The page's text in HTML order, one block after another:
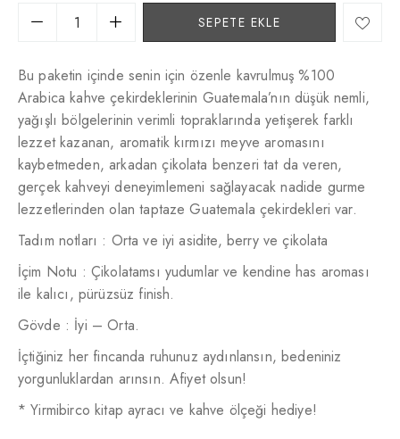
SEPETE EKLE
Bu paketin içinde senin için özenle kavrulmuş %100
Arabica kahve çekirdeklerinin Guatemala’nın düşük nemli,
yağışlı bölgelerinin verimli topraklarında yetişerek farklı
lezzet kazanan, aromatik kırmızı meyve aromasını
kaybetmeden, arkadan çikolata benzeri tat da veren,
gerçek kahveyi deneyimlemeni sağlayacak nadide gurme
lezzetlerinden olan taptaze Guatemala çekirdekleri var.
Tadım notları : Orta ve iyi asidite, berry ve çikolata
İçim Notu : Çikolatamsı yudumlar ve kendine has aroması
ile kalıcı, pürüzsüz finish.
Gövde : İyi – Orta.
İçtiğiniz her fincanda ruhunuz aydınlansın, bedeniniz
yorgunluklardan arınsın. Afiyet olsun!
* Yirmibirco kitap ayracı ve kahve ölçeği hediye!